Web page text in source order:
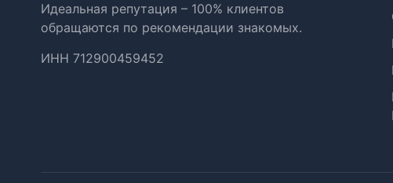
Идеальная репутация – 100% клиентов
обращаются по рекомендации знакомых.
ИНН 712900459452